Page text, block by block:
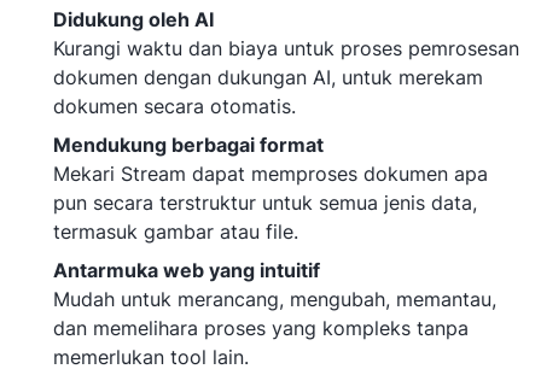
Didukung oleh AI
Kurangi waktu dan biaya untuk proses pemrosesan
dokumen dengan dukungan AI, untuk merekam
dokumen secara otomatis.
Mendukung berbagai format
Mekari Stream dapat memproses dokumen apa
pun secara terstruktur untuk semua jenis data,
termasuk gambar atau file.
Antarmuka web yang intuitif
Mudah untuk merancang, mengubah, memantau,
dan memelihara proses yang kompleks tanpa
memerlukan tool lain.